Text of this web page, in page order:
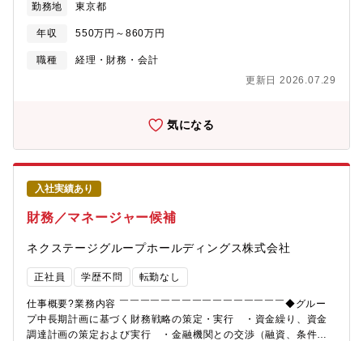
進しています。【想定業務】・国際税務関連業務（移転価格文書
作成・海外現法Local Fileのレビュー・外国子会社合算税制・外国
税額控除など）・国内外グループ会社からの税務相談対応（税務
論点整理、外部専門家との連携）・国内外における、組織再編な
携）・Pillar2対応・税務調査対応【ポジションの特徴】・外部税
り組める環境です。・移転価格・Pillar 2など、国際税務の重要テ
ーマに実務として関与できます。・研修制度／オンボーディング
（インクルージョンプログラム等）により、入社後の立ち上がり
を支援します。・グループ横断で経営判断に近い論点に触れ、税
務×事業の視点を磨けます。【働く環境】■配属組織について・財
務経理部（IR機能含む）約55名が在籍。部内横断の連携機会も多
い組織です。■働き方について・フルフレックス／在宅勤務を活用
したハイブリッド勤務が可能です・フレキシブルな働き方を活か
して、子育て・介護・資格取得のための勉強と両立しながら働く
メンバーもいます。【組織のミッション・キャリア形成につい
て】■同社財務経理部は日清食品グループ９社の経理業務をシェア
ードしており、今回の募集ポジションである主計チームは決算・
税務業務を担っています。日清食品グループ事業は国内外で拡大
を続けており、「大規模工場の建設プロジェクト」「国内外にお
ける新規法人の設立」「完全栄養食事業の展開」「国内事業会社
勤務地 東京都
年収 550万円～860万円
職種
経理・財務・会計
更新日 2026.07.29
気になる
入社実績あり
財務／マネージャー候補
ネクステージグループホールディングス株式会社
正社員 学歴不問 転勤なし
仕事概要?業務内容 ￣￣￣￣￣￣￣￣￣￣￣￣￣￣￣￣◆グルー
プ中長期計画に基づく財務戦略の策定・実行 ・資金繰り、資金
調達計画の策定および実行 ・金融機関との交渉（融資、条件交